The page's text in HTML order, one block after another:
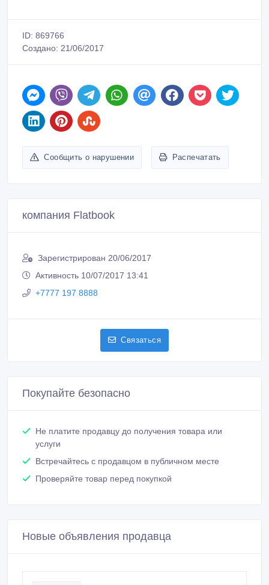
ID: 869766
Создано: 21/06/2017
Сообщить о нарушении Распечатать
компания Flatbook
Зарегистрирован 20/06/2017
Активность 10/07/2017 13:41
+7777 197 8888
Связаться
Покупайте безопасно
Не платите продавцу до получения товара или
услуги
Встречайтесь с продавцом в публичном месте
Проверяйте товар перед покупкой
Новые объявления продавца